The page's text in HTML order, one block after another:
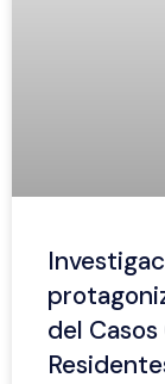
del